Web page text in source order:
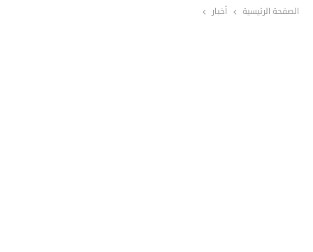
الصفحة الرئيسية أخبار